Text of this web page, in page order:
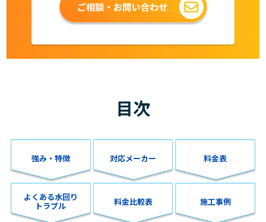
目次
強み・特徴 対応メーカー 料金表
よくある水回り
トラブル 料金比較表 施工事例